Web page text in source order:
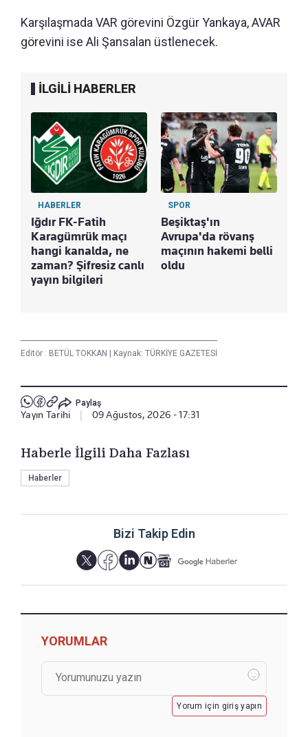
Karşılaşmada VAR görevini Özgür Yankaya, AVAR
görevini ise Ali Şansalan üstlenecek.
İLGİLİ HABERLER
HABERLER
Iğdır FK-Fatih
Karagümrük maçı
hangi kanalda, ne
zaman? Şifresiz canlı
yayın bilgileri
SPOR
Beşiktaş'ın
Avrupa'da rövanş
maçının hakemi belli
oldu
Editör : BETÜL TOKKAN Kaynak: TÜRKİYE GAZETESİ
Paylaş
Yayın Tarihi 09 Ağustos, 2026 - 17:31
Haberle İlgili Daha Fazlası
Haberler
Bizi Takip Edin
YORUMLAR
Yorum için giriş yapın